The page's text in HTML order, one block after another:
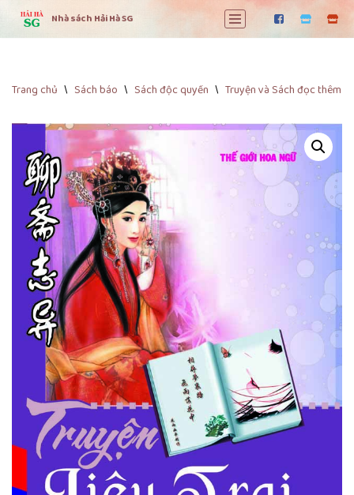
Chuyển
Nhà sách Hải Hà SG
Trang chủ \ Sách báo \ Sách độc quyền \ Truyện và Sách đọc thêm